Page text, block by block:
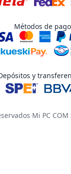
Métodos de pago
y
Mi PC COM